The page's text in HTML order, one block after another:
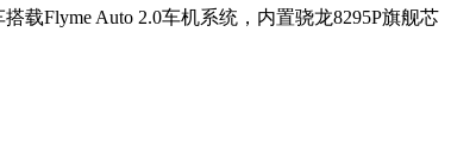
载Flyme Auto 2.0车机系统，内置骁龙8295P旗舰芯